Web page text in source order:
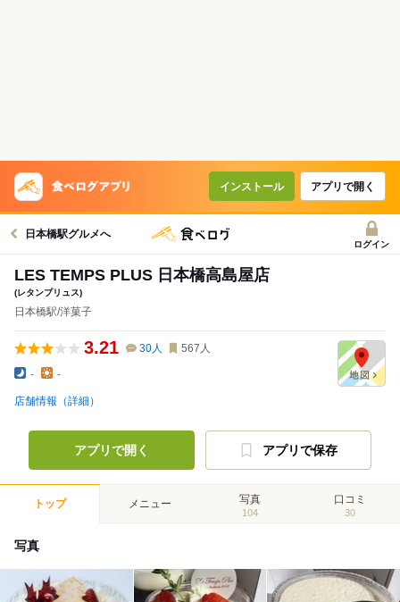
インストール アプリで開く
日本橋駅グルメへ
ログイン
LES TEMPS PLUS 日本橋高島屋店
(レタンプリュス)
日本橋駅/洋菓子
3.21 30人 567 人
- -
店舗情報（詳細）
アプリで開く アプリで保存
トップ メニュー 写真
104
口コミ
30
写真